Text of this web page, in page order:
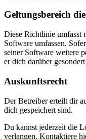
Geltungsbereich
Diese Richtlinie umfasst
Software umfassen.
seiner Software weitere
er dich darüber
Auskunftsrecht
Der Betreiber erteilt dir
dich gespeichert sind.
Du kannst jederzeit die
verlangen. Kontaktiere